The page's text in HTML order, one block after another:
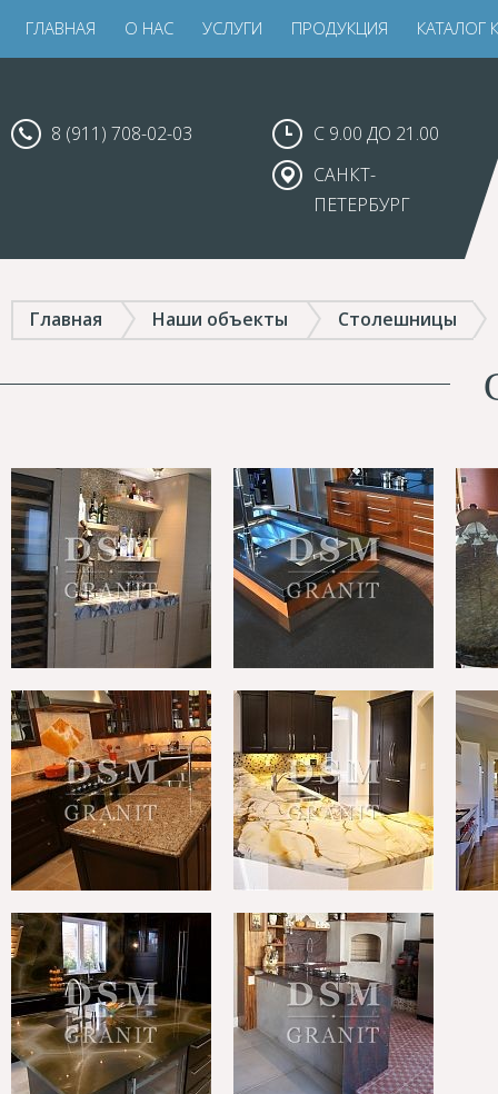
ГЛАВНАЯ О НАС УСЛУГИ ПРОДУКЦИЯ КАТАЛОГ
8 (911) 708-02-03
С 9.00 ДО 21.00
САНКТ-
ПЕТЕРБУРГ
Главная Наши объекты Столешницы